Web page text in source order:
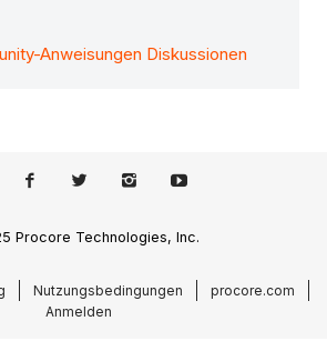
Anweisungen Diskussionen
Procore Technologies, Inc.
Nutzungsbedingungen
procore.com
Anmelden